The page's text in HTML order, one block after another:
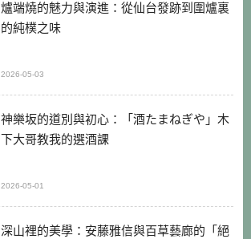
爐端燒的魅力與演進：從仙台發跡到圍爐裏
的純樸之味
2026-05-03
神樂坂的道別與初心：「酒たまねぎや」木
下大哥教我的選酒課
2026-05-01
深山裡的美學：安藤雅信與百草藝廊的「絕